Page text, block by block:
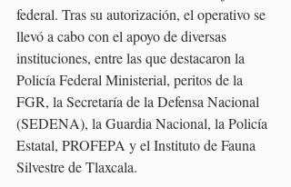
federal. Tras su autorización, el operativo se
llevó a cabo con el apoyo de diversas
instituciones, entre las que destacaron la
Policía Federal Ministerial, peritos de la
FGR, la Secretaría de la Defensa Nacional
(SEDENA), la Guardia Nacional, la Policía
Estatal, PROFEPA y el Instituto de Fauna
Silvestre de Tlaxcala.